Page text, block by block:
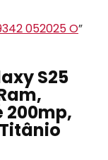
”
S25
200mp,